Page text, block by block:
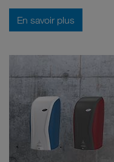
En savoir plus